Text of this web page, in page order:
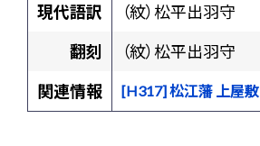
現代語訳
（紋）松平出羽守
翻刻
（紋）松平出羽守
関連情報
[H317] 松江藩 上屋敷